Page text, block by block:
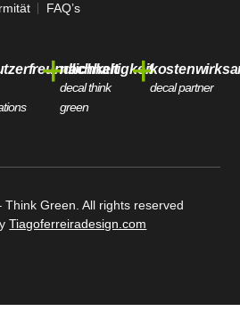
+nachhaltigkeit
decal think
green
+decal partner
FAQ’s
Green. All rights reserved
Tiagoferreiradesign.com